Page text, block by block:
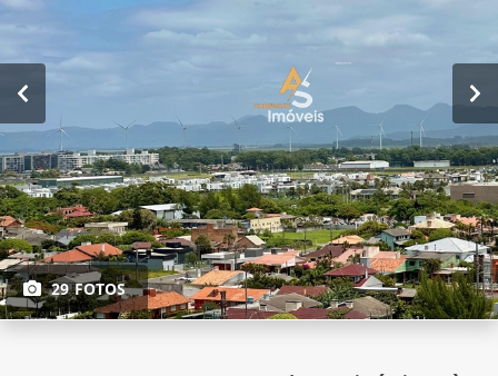
29 FOTOS